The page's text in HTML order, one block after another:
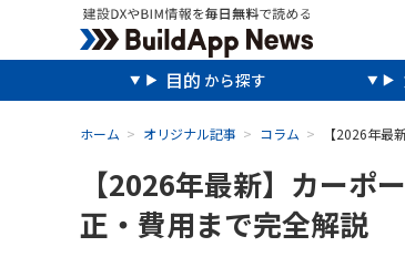
目的
ホーム オリジナル記事 コラム 【2026年最
【2026年最新】カーポ
正・費用まで完全解説